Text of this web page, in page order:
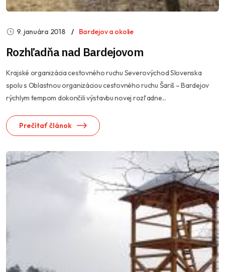
9. januára 2018 Bardejov a okolie
Rozhľadňa nad Bardejovom
Krajské organizácia cestovného ruchu Severovýchod Slovenska
spolu s Oblastnou organizáciou cestovného ruchu Šariš – Bardejov
rýchlym tempom dokončili výstavbu novej rozľadne...
Prečítať článok